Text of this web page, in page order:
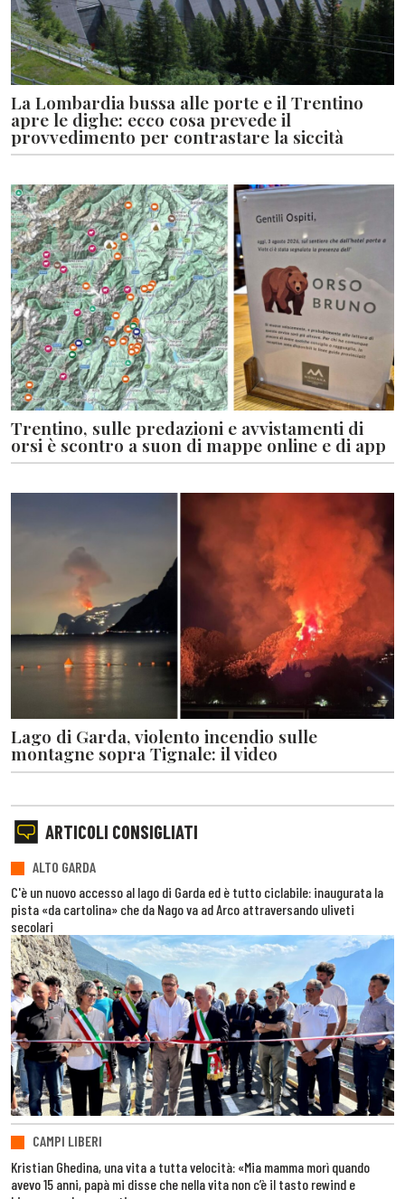
La Lombardia bussa alle porte e il Trentino
apre le dighe: ecco cosa prevede il
provvedimento per contrastare la siccità
Trentino, sulle predazioni e avvistamenti di
orsi è scontro a suon di mappe online e di app
Lago di Garda, violento incendio sulle
montagne sopra Tignale: il video
ARTICOLI CONSIGLIATI
ALTO GARDA
C'è un nuovo accesso al lago di Garda ed è tutto ciclabile: inaugurata la
pista «da cartolina» che da Nago va ad Arco attraversando uliveti
secolari
CAMPI LIBERI
Kristian Ghedina, una vita a tutta velocità: «Mia mamma morì quando
avevo 15 anni, papà mi disse che nella vita non c’è il tasto rewind e